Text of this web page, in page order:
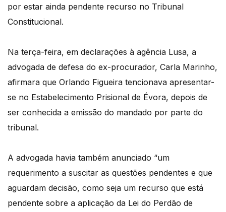
por estar ainda pendente recurso no Tribunal
Constitucional.
Na terça-feira, em declarações à agência Lusa, a
advogada de defesa do ex-procurador, Carla Marinho,
afirmara que Orlando Figueira tencionava apresentar-
se no Estabelecimento Prisional de Évora, depois de
ser conhecida a emissão do mandado por parte do
tribunal.
A advogada havia também anunciado “um
requerimento a suscitar as questões pendentes e que
aguardam decisão, como seja um recurso que está
pendente sobre a aplicação da Lei do Perdão de